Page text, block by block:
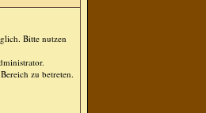
Bitte nutzen
zu betreten.